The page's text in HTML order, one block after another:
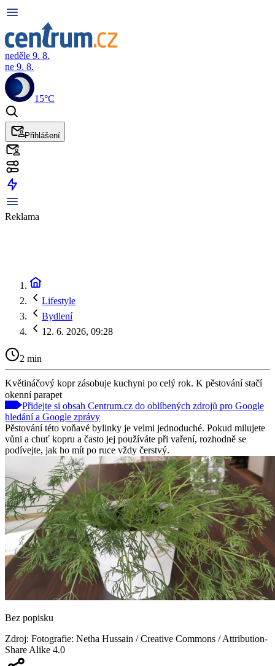
neděle 9. 8.
ne 9. 8.
15°C
Přihlášení
Reklama
Lifestyle
Bydlení
12. 6. 2026, 09:28
2 min
Květináčový kopr zásobuje kuchyni po celý rok. K pěstování stačí
okenní parapet
Přidejte si obsah Centrum.cz do oblíbených zdrojů pro Google
hledání a Google zprávy
Pěstování této voňavé bylinky je velmi jednoduché. Pokud milujete
vůni a chuť kopru a často jej používáte při vaření, rozhodně se
podívejte, jak ho mít po ruce vždy čerstvý.
Bez popisku
Zdroj: Fotografie: Netha Hussain / Creative Commons / Attribution-
Share Alike 4.0